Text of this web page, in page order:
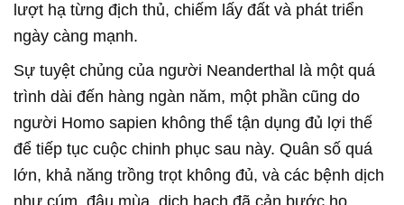
lượt hạ từng địch thủ, chiếm lấy đất và phát triển
ngày càng mạnh.
Sự tuyệt chủng của người Neanderthal là một quá
trình dài đến hàng ngàn năm, một phần cũng do
người Homo sapien không thể tận dụng đủ lợi thế
để tiếp tục cuộc chinh phục sau này. Quân số quá
lớn, khả năng trồng trọt không đủ, và các bệnh dịch